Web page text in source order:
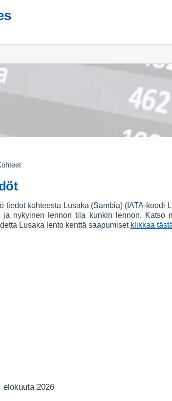
tiedot kohteesta Lusaka (Sambia) (IATA-koodi
ja nykyinen lennon tila kunkin lennon. Katso
Lusaka lento kenttä saapumiset klikkaa
elokuuta 2026